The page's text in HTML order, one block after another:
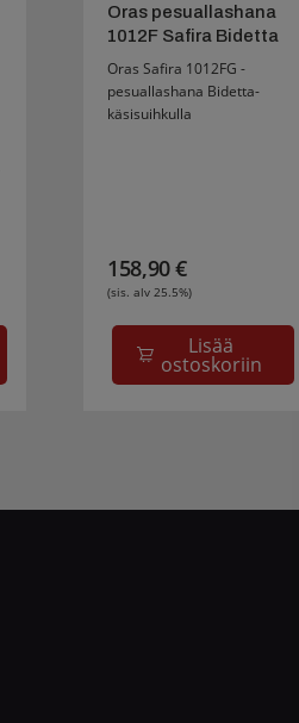
Oras pesuallashana
1012F Safira Bidetta
Oras Safira 1012FG -
pesuallashana Bidetta-
käsisuihkulla
Lisää
ostoskoriin
158,90€
(sis. alv 25.5%)